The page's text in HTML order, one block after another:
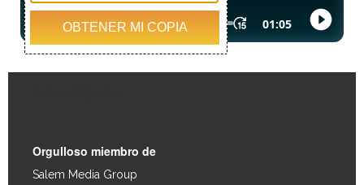
Orgulloso miembro de
Salem Media Group